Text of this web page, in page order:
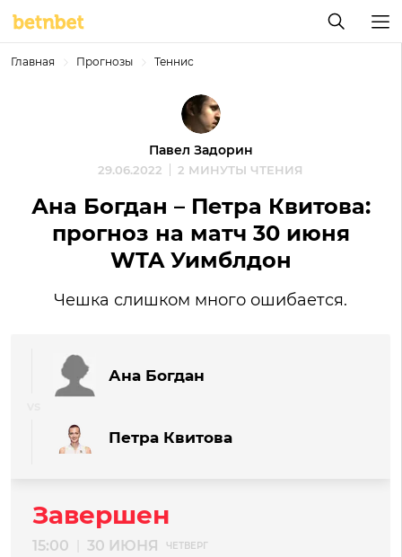
Главная Прогнозы Теннис
Павел Задорин
29.06.2022 2 МИНУТЫ ЧТЕНИЯ
Ана Богдан – Петра Квитова:
прогноз на матч 30 июня
WTA Уимблдон
Чешка слишком много ошибается.
Ана Богдан
Петра Квитова
Завершен
15:00 30 ИЮНЯ ЧЕТВЕРГ